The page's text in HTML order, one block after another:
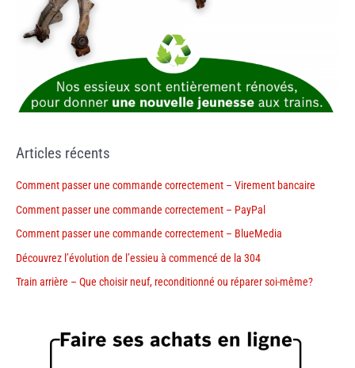
Articles récents
Comment passer une commande correctement – Virement bancaire
Comment passer une commande correctement – PayPal
Comment passer une commande correctement – BlueMedia
Découvrez l’évolution de l’essieu à commencé de la 304
Train arrière – Que choisir neuf, reconditionné ou réparer soi-même?